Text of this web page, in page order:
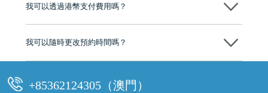
我可以透過港幣支付費用嗎？
可以。維港口腔會按照當日匯率轉算收取費用，而匯率會及時告知客人
我可以隨時更改預約時間嗎？
+85362124305（澳門）